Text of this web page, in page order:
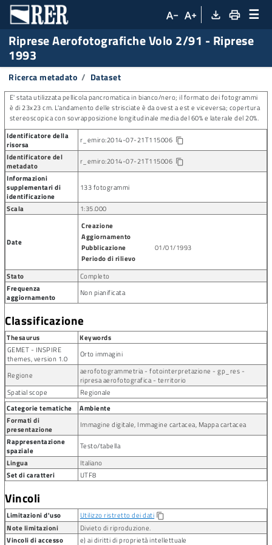
text_decrease text_increase file_download print
☰
Riprese Aerofotografiche Volo 2/91 - Riprese
1993
Ricerca metadato Dataset
E' stata utilizzata pellicola pancromatica in bianco/nero; il formato dei fotogrammi
è di 23x23 cm. L'andamento delle strisciate è da ovest a est e viceversa; copertura
stereoscopica con sovrapposizione longitudinale media del 60% e laterale del 20%.
Identificatore della
risorsa
r_emiro:2014-07-21T115006 content_copy
Identificatore del
metadato
r_emiro:2014-07-21T115006 content_copy
Informazioni
supplementari di
identificazione
133 fotogrammi
Scala 1:35.000
Date
Creazione
Aggiornamento
Pubblicazione
01/01/1993
Periodo di rilievo
Stato
Completo
Frequenza
aggiornamento
Non pianificata
Classificazione
Thesaurus
Keywords
GEMET - INSPIRE
themes, version 1.0
Orto immagini
Regione
aerofotogrammetria - fotointerpretazione - gp_res -
ripresa aerofotografica - territorio
Spatial scope
Regionale
Categorie tematiche
Ambiente
Formati di
presentazione
Immagine digitale, Immagine cartacea, Mappa cartacea
Rappresentazione
spaziale
Testo/tabella
Lingua
Italiano
Set di caratteri
UTF8
Vincoli
Limitazioni d'uso Utilizzo ristretto dei dati content_copy
Note limitazioni
Divieto di riproduzione.
Vincoli di accesso
e) ai diritti di proprietà intellettuale